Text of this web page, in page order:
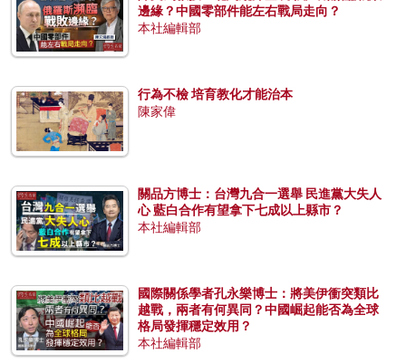
邊緣？中國零部件能左右戰局走向？
本社編輯部
行為不檢 培育教化才能治本
陳家偉
關品方博士：台灣九合一選舉 民進黨大失人
心 藍白合作有望拿下七成以上縣市？
本社編輯部
國際關係學者孔永樂博士：將美伊衝突類比
越戰，兩者有何異同？中國崛起能否為全球
格局發揮穩定效用？
本社編輯部